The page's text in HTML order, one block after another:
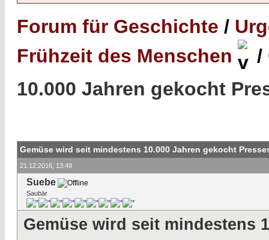
Forum für Geschichte /
Frühzeit des Menschen
/
10.000 Jahren gekocht
Gemüse wird seit mindestens 10.000 Jahren gekocht
21.12.2016, 13:49
Suebe
Saubär
Gemüse wird seit mindestens